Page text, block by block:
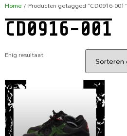
Home/ Producten getagged “CD0916-001”
CD0916-001
Enig resultaat